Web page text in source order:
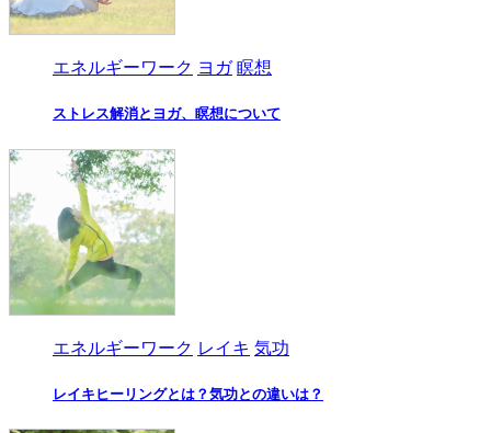
エネルギーワーク ヨガ 瞑想
ストレス解消とヨガ、瞑想について
エネルギーワーク レイキ 気功
レイキヒーリングとは？気功との違いは？